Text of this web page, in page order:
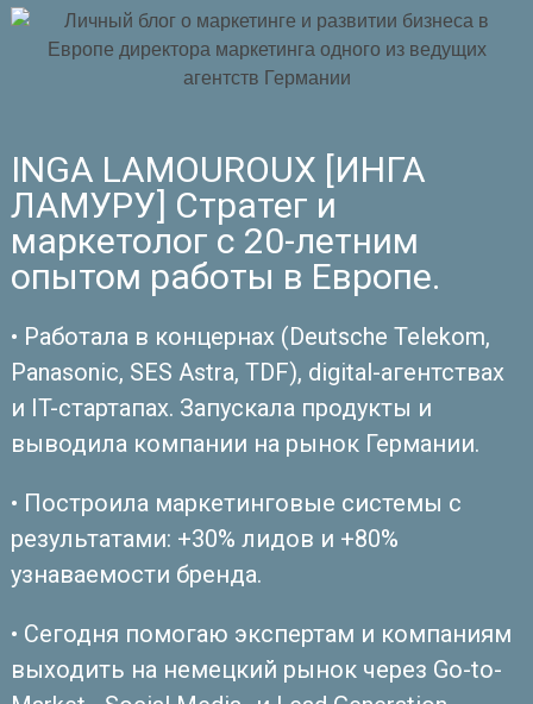
INGA LAMOUROUX [ИНГА
ЛАМУРУ] Стратег и
маркетолог с 20-летним
опытом работы в Европе.
• Работала в концернах (Deutsche Telekom,
Panasonic, SES Astra, TDF), digital-агентствах
и IT-стартапах. Запускала продукты и
выводила компании на рынок Германии.
• Построила маркетинговые системы с
результатами: +30% лидов и +80%
узнаваемости бренда.
• Сегодня помогаю экспертам и компаниям
выходить на немецкий рынок через Go-to-